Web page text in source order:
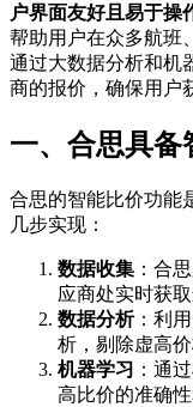
户界面友好且易于操
帮助用户在众多航班
通过大数据分析和机
商的报价，确保用户
一、合思具备
合思的智能比价功能
几步实现：
数据收集 ：合
应商处实时获
数据分析：利
析，剔除虚高
机器学习 ：通
高比价的准确性